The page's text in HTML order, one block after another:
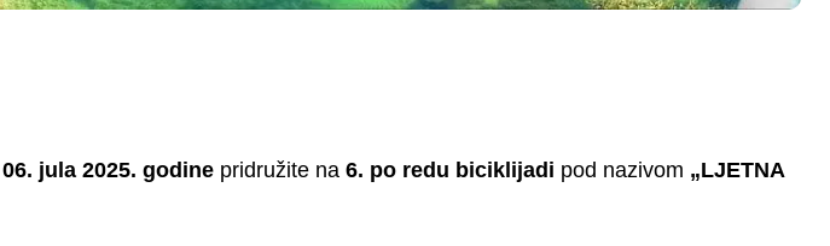
jula 2025. godine pridružite na 6. po redu biciklijadi pod nazivom „LJETNA